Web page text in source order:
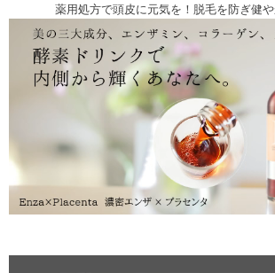
薬用処方で頭皮に元気を！脱毛を防ぎ健